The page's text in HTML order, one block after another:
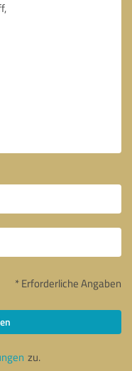
* Erforderliche Angaben
zu.